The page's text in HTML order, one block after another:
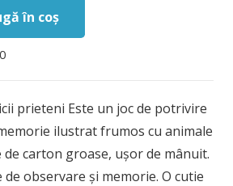
în coș
prieteni Este un joc de potrivire
ilustrat frumos cu animale
de carton groase, ușor de mânuit.
observare și memorie. O cutie